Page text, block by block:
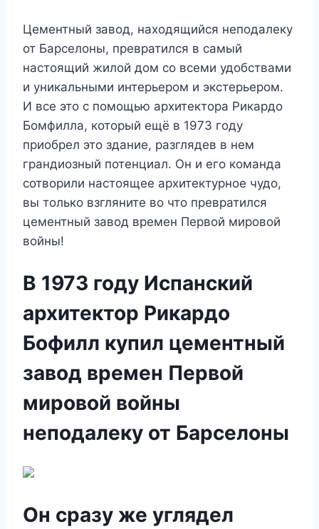
Цементный завод, находящийся неподалеку
от Барселоны, превратился в самый
настоящий жилой дом со всеми удобствами
и уникальными интерьером и экстерьером.
И все это с помощью архитектора Рикардо
Бомфилла, который ещё в 1973 году
приобрел это здание, разглядев в нем
грандиозный потенциал. Он и его команда
сотворили настоящее архитектурное чудо,
вы только взгляните во что превратился
цементный завод времен Первой мировой
войны!
В 1973 году Испанский
архитектор Рикардо
Бофилл купил цементный
завод времен Первой
мировой войны
неподалеку от Барселоны
Он сразу же углядел